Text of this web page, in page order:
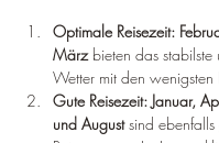
Optimale Reisezeit:
März bieten das stabilste
Wetter mit den wenigsten
Gute Reisezeit: Januar,
und August sind ebenfalls